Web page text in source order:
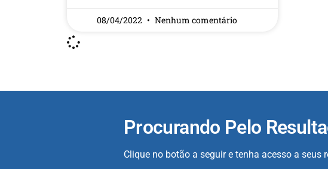
08/04/2022 Nenhum comentário
Procurando Pelo
Clique no botão a seguir e tenha acesso a seus